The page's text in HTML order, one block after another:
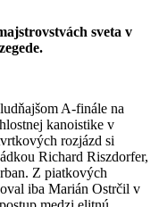
sveta v
A-finále na
kanoistike v
rozjázd si
Richard Riszdorfer,
Z piatkových
iba Marián Ostrčil v